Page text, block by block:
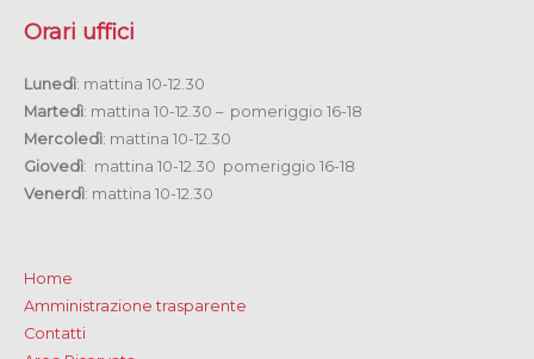
Orari uffici
Lunedì: mattina 10-12.30
Martedì: mattina 10-12.30 – pomeriggio 16-18
Mercoledì: mattina 10-12.30
Giovedì: mattina 10-12.30 pomeriggio 16-18
Venerdì: mattina 10-12.30
Home
Amministrazione trasparente
Contatti